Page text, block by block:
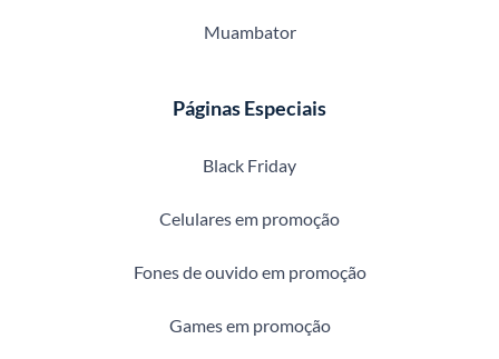
Muambator
Páginas Especiais
Black Friday
Celulares em promoção
Fones de ouvido em promoção
Games em promoção